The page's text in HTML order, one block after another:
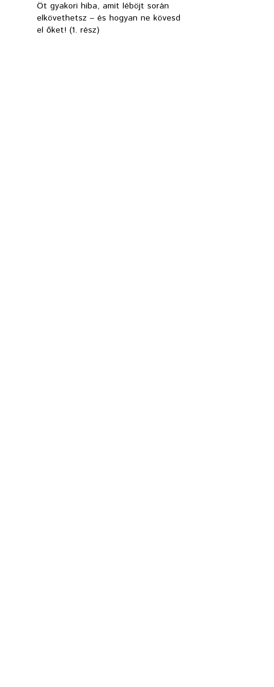
Öt gyakori hiba, amit léböjt során
elkövethetsz – és hogyan ne kövesd
el őket! (1. rész)